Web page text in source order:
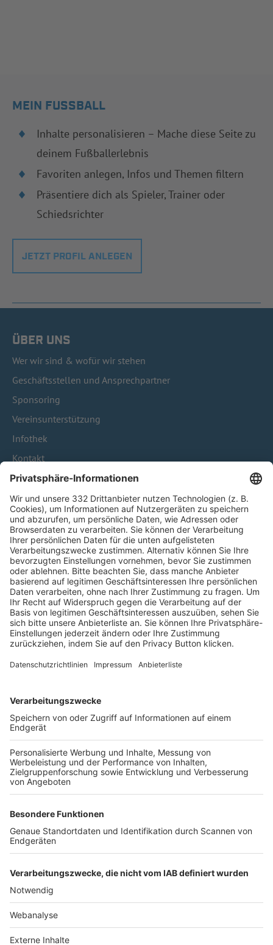
MEIN FUSSBALL
Inhalte personalisieren – Mache diese Seite zu
deinem Fußballerlebnis
Favoriten anlegen, Infos und Themen filtern
Präsentiere dich als Spieler, Trainer oder
Schiedsrichter
JETZT PROFIL ANLEGEN
ÜBER UNS
Wer wir sind & wofür wir stehen
Geschäftsstellen und Ansprechpartner
Sponsoring
Vereinsunterstützung
Infothek
Kontakt
HÄUFIG BESUCHTE SEITEN
Pässe und Vereinswechsel
Trainerausbildung
Schulungsangebot Vereinsmitarbeiter
BFV-Geschäftsstellen
Trainerbörse
Login SpielPlus
FOLGE DEM BFV
TOP-VEREINE
TOP-PARTNER
Nutzungsbedingungen Datenschutz Impressum